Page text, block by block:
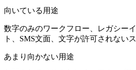
向いている用途
数字のみのワークフロー、レガシー
ト、SMS文面、文字が許可されない
あまり向かない用途